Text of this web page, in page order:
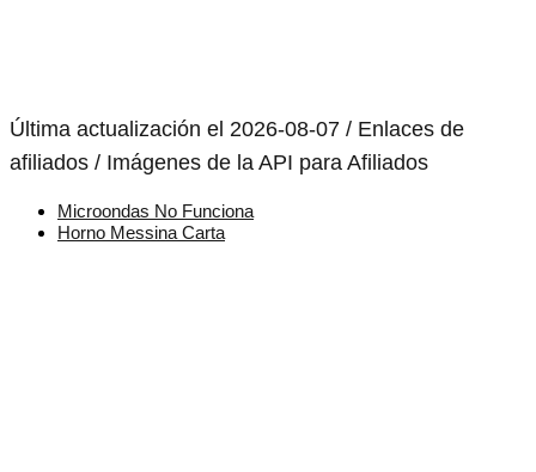
Última actualización el 2026-08-07 / Enlaces de
afiliados / Imágenes de la API para Afiliados
Microondas No Funciona
Horno Messina Carta